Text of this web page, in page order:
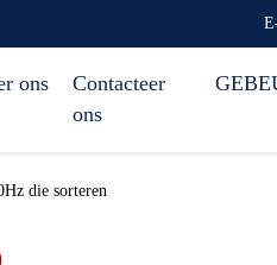
ons
Contacteer
ons
die sorteren